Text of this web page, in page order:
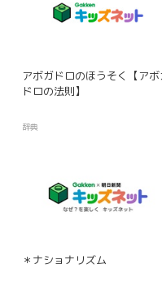
アボガドロのほうそく【アボ
ドロの法則】
辞典
＊ナショナリズム